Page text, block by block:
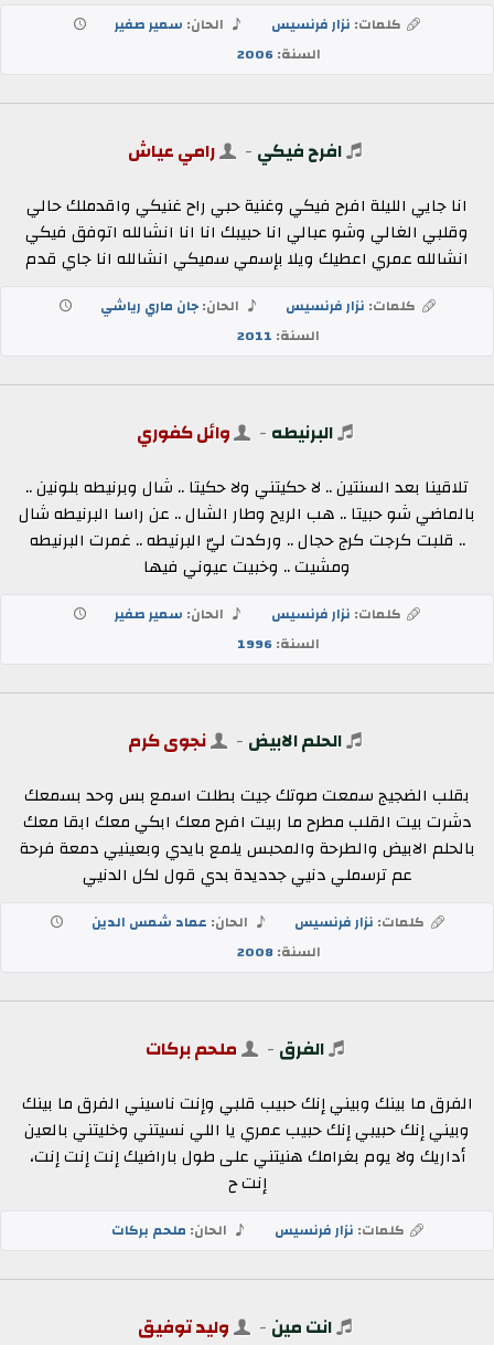
كلمات: نزار فرنسيس الحان: سمير صفير
السنة:2006
افرح فيكي - رامي عياش
انا جايي الليلة افرح فيكي وغنية حبي راح غنيكي واقدملك حالي
وقلبي الغالي وشو عبالي انا حبيبك انا انا انشالله اتوفق فيكي
انشالله عمري اعطيك ويلا بإسمي سميكي انشالله انا جاي قدم
كلمات: نزار فرنسيس الحان:جان ماري رياشي
السنة: 2011
البرنيطه - وائل كفوري
تلاقينا بعد السنتين .. لا حكيتني ولا حكيتا .. شال وبرنيطه بلونين ..
بالماضي شو حبيتا .. هب الريح وطار الشال .. عن راسا البرنيطه شال
.. قلبت كرجت كرج حجال .. وركدت ليّ البرنيطه .. غمرت البرنيطه
ومشيت .. وخبيت عيوني فيها
كلمات: نزار فرنسيس الحان: سمير صفير
السنة:1996
الحلم الابيض - نجوى كرم
بقلب الضجيج سمعت صوتك جيت بطلت اسمع بس وحد بسمعك
دشرت بيت القلب مطرح ما ربيت افرح معك ابكي معك ابقا معك
بالحلم الابيض والطرحة والمحبس يلمع بايدي وبعينيي دمعة فرحة
عم ترسملي دنيي جدديدة بدي قول لكل الدنيي
كلمات: نزار فرنسيس الحان: عماد شمس الدين
السنة:2008
الفرق - ملحم بركات
الفرق ما بينك وبيني إنك حبيب قلبي وإنت ناسيني الفرق ما بينك
وبيني إنك حبيبي إنك حبيب عمري يا اللي نسيتني وخليتني بالعين
أداريك ولا يوم بغرامك هنيتني على طول باراضيك إنت إنت إنت،
إنت ح
كلمات: نزار فرنسيس الحان: ملحم بركات
انت مين - وليد توفيق